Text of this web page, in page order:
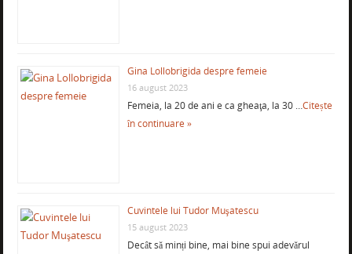
Gina Lollobrigida despre femeie
16 august 2023
Femeia, la 20 de ani e ca gheaţa, la 30 …Citește
în continuare »
Cuvintele lui Tudor Muşatescu
15 august 2023
Decât să minți bine, mai bine spui adevărul